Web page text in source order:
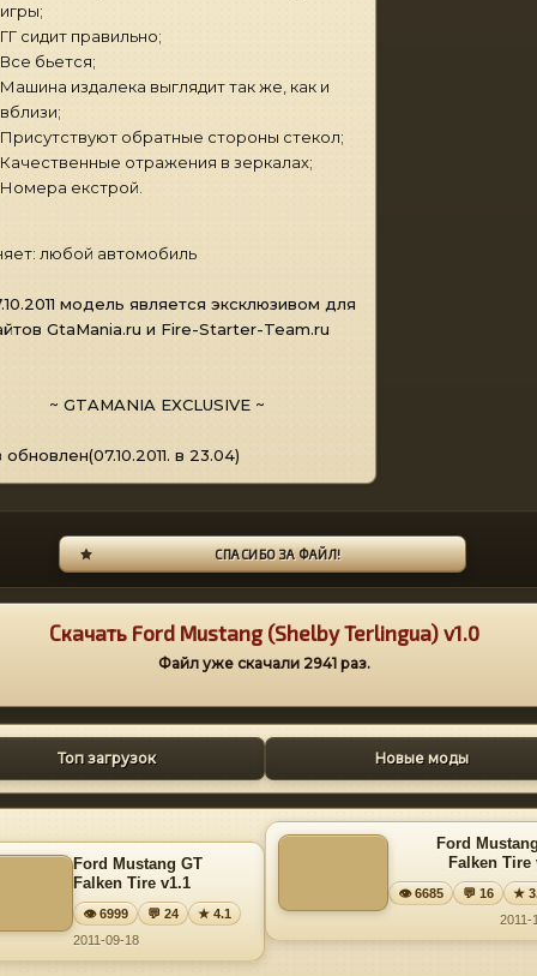
игры;
ГГ сидит правильно;
Все бьется;
Машина издалека выглядит так же, как и
вблизи;
Присутствуют обратные стороны стекол;
Качественные отражения в зеркалах;
Номера екстрой.
любой автомобиль
модель является эксклюзивом для
GtaMania.ru и Fire-Starter-Team.ru
~ GTAMANIA EXCLUSIVE ~
в 23.04)
СПАСИБО ЗА ФАЙЛ!
Скачать Ford Mustang (Shelby Terlingua) v1.0
Файл уже скачали 2941 раз.
Топ загрузок Новые моды
Ford Mustang GT
Falken Tire v1.1
👁 6999 💬 24
★ 4.1
2011-09-18
Ford
Falken Tire
👁 6685 💬 16
★
2011-